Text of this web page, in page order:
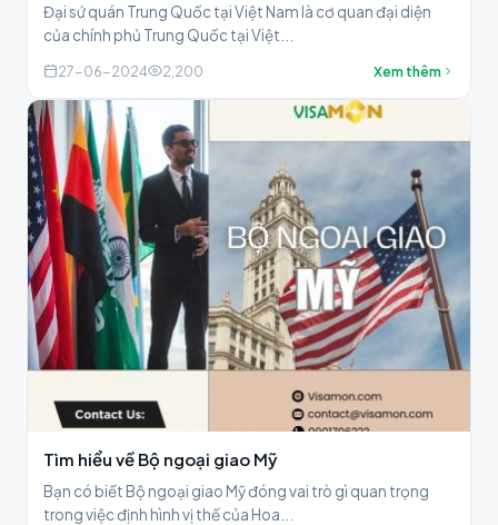
Đại sứ quán Trung Quốc tại Việt Nam là cơ quan đại diện
của chính phủ Trung Quốc tại Việt...
27-06-2024 2,200 Xem thêm
Tìm hiểu về Bộ ngoại giao Mỹ
Bạn có biết Bộ ngoại giao Mỹ đóng vai trò gì quan trọng
trong việc định hình vị thế của Hoa...